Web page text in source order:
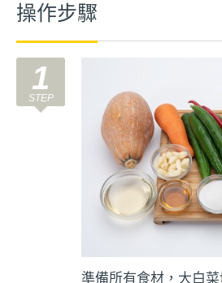
操作步驟
1
準備所有食材，大白